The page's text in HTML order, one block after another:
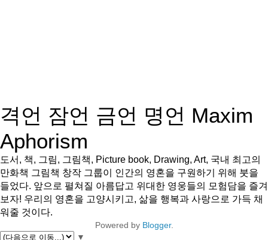
격언 잠언 금언 명언 Maxim
Aphorism
도서, 책, 그림, 그림책, Picture book, Drawing, Art, 국내 최고의
만화책 그림책 창작 그룹이 인간의 영혼을 구원하기 위해 붓을
들었다. 앞으로 펼쳐질 아름답고 위대한 영웅들의 모험담을 즐겨
보자! 우리의 영혼을 고양시키고, 삶을 행복과 사랑으로 가득 채
워줄 것이다.
Powered by Blogger.
▼